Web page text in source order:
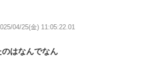
04/25(金) 11:05:22.01
はなんでなん